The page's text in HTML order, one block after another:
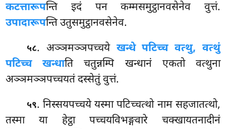
कटत्तारूपन्ति इदं पन कम्मसमुट्ठानवसेनेव वुत्तं.
उपादारूपन्ति उतुसमुट्ठानवसेनेव.
५८. अञ्ञमञ्ञपच्चये खन्धे पटिच्च वत्थु, वत्थुं
पटिच्च खन्धाति चतुन्नम्पि खन्धानं एकतो वत्थुना
अञ्ञमञ्ञपच्चयतं दस्सेतुं वुत्तं.
५९. निस्सयपच्चये यस्मा पटिच्चत्थो नाम सहजातत्थो,
तस्मा या हेट्ठा पच्चयविभङ्गवारे चक्खायतनादीनं